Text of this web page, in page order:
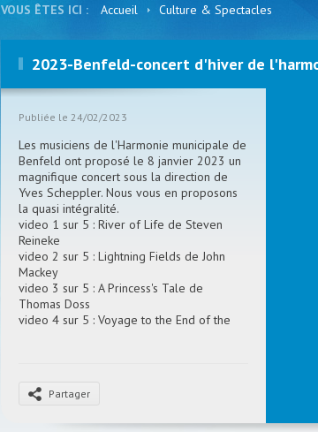
VOUS ÊTES ICI : Accueil Culture & Spectacles
2023-Benfeld-concert d'hiver de
Publiée le 24/02/2023
Les musiciens de l'Harmonie municipale de
Benfeld ont proposé le 8 janvier 2023 un
magnifique concert sous la direction de
Yves Scheppler. Nous vous en proposons
la quasi intégralité.
video 1 sur 5 : River of Life de Steven
Reineke
video 2 sur 5 : Lightning Fields de John
Mackey
video 3 sur 5 : A Princess's Tale de
Thomas Doss
video 4 sur 5 : Voyage to the End of the
Un reportage de Jean Jacques KNOPF
Partager